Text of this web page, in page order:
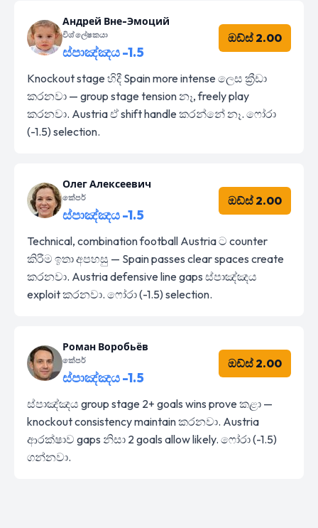
Андрей Вне-Эмоций
විශ්ලේෂකයා
ස්පාඤ්ඤය -1.5
ඔඩ්ස් 2.00
Knockout stage හිදී Spain more intense ලෙස ක්‍රීඩා
කරනවා — group stage tension නෑ, freely play
කරනවා. Austria ඒ shift handle කරන්නේ නෑ. ෆෝරා
(-1.5) selection.
Олег Алексеевич
කේපර්
ස්පාඤ්ඤය -1.5
ඔඩ්ස් 2.00
Technical, combination football Austria ට counter
කිරීම ඉතා අපහසු — Spain passes clear spaces create
කරනවා. Austria defensive line gaps ස්පාඤ්ඤය
exploit කරනවා. ෆෝරා (-1.5) selection.
Роман Воробьёв
කේපර්
ස්පාඤ්ඤය -1.5
ඔඩ්ස් 2.00
ස්පාඤ්ඤය group stage 2+ goals wins prove කළා —
knockout consistency maintain කරනවා. Austria
ආරක්ෂාව gaps නිසා 2 goals allow likely. ෆෝරා (-1.5)
ගන්නවා.